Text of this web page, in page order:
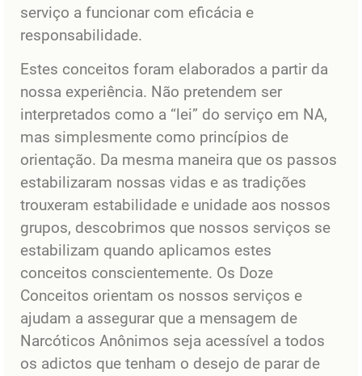
serviço a funcionar com eficácia e
responsabilidade.
Estes conceitos foram elaborados a partir da
nossa experiência. Não pretendem ser
interpretados como a “lei” do serviço em NA,
mas simplesmente como princípios de
orientação. Da mesma maneira que os passos
estabilizaram nossas vidas e as tradições
trouxeram estabilidade e unidade aos nossos
grupos, descobrimos que nossos serviços se
estabilizam quando aplicamos estes
conceitos conscientemente. Os Doze
Conceitos orientam os nossos serviços e
ajudam a assegurar que a mensagem de
Narcóticos Anônimos seja acessível a todos
os adictos que tenham o desejo de parar de